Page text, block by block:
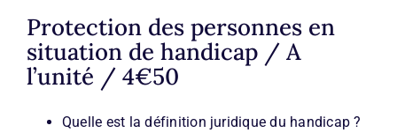
Protection des personnes en
situation de handicap / A
l’unité / 4€50
Quelle est la définition juridique du handicap ?